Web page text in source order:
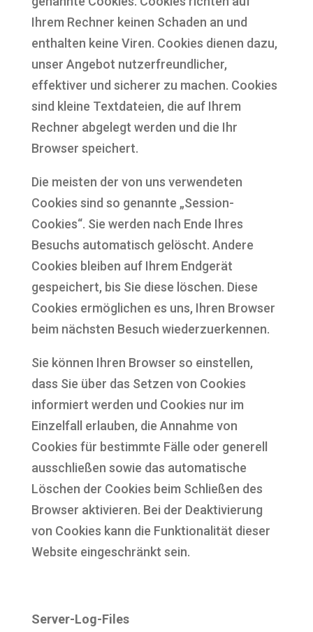
Ihrem Rechner keinen Schaden an und
enthalten keine Viren. Cookies dienen dazu,
unser Angebot nutzerfreundlicher,
effektiver und sicherer zu machen. Cookies
sind kleine Textdateien, die auf Ihrem
Rechner abgelegt werden und die Ihr
Browser speichert.
Die meisten der von uns verwendeten
Cookies sind so genannte „Session-
Cookies“. Sie werden nach Ende Ihres
Besuchs automatisch gelöscht. Andere
Cookies bleiben auf Ihrem Endgerät
gespeichert, bis Sie diese löschen. Diese
Cookies ermöglichen es uns, Ihren Browser
beim nächsten Besuch wiederzuerkennen.
Sie können Ihren Browser so einstellen,
dass Sie über das Setzen von Cookies
informiert werden und Cookies nur im
Einzelfall erlauben, die Annahme von
Cookies für bestimmte Fälle oder generell
ausschließen sowie das automatische
Löschen der Cookies beim Schließen des
Browser aktivieren. Bei der Deaktivierung
von Cookies kann die Funktionalität dieser
Website eingeschränkt sein.
Server-Log-Files